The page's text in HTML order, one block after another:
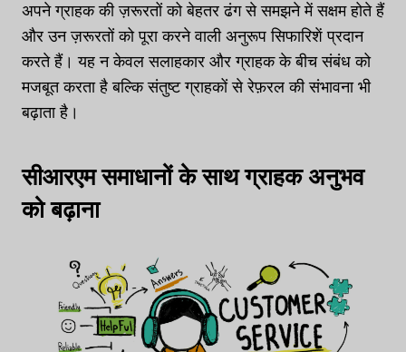
अपने ग्राहक की ज़रूरतों को बेहतर ढंग से समझने में सक्षम होते हैं
और उन ज़रूरतों को पूरा करने वाली अनुरूप सिफारिशें प्रदान
करते हैं। यह न केवल सलाहकार और ग्राहक के बीच संबंध को
मजबूत करता है बल्कि संतुष्ट ग्राहकों से रेफ़रल की संभावना भी
बढ़ाता है।
सीआरएम समाधानों के साथ ग्राहक अनुभव
को बढ़ाना